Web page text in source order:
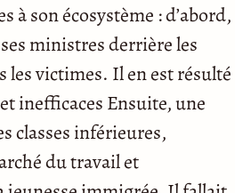
son écosystème : d’abord,
ministres derrière les
victimes. Il en est résulté
inefficaces Ensuite, une
classes inférieures,
du travail et